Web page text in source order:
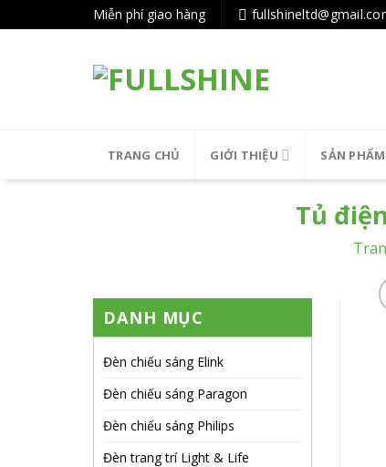
tục
Miễn phí giao hàng
TRANG CHỦ GIỚI THIỆU SẢN PHẨM
Tủ
DANH MỤC
Đèn chiếu sáng Elink
Đèn chiếu sáng Paragon
Đèn chiếu sáng Philips
Đèn trang trí Light & Life